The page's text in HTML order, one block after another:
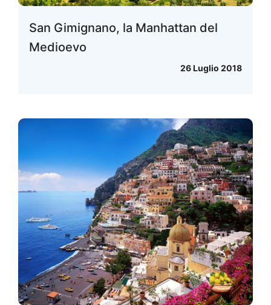
San Gimignano, la Manhattan del
Medioevo
26 Luglio 2018